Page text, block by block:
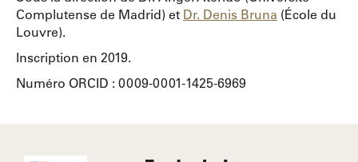
Complutense de Madrid) et Dr. Denis Bruna (École du
Louvre).
Inscription en 2019.
Numéro ORCID : 0009-0001-1425-6969